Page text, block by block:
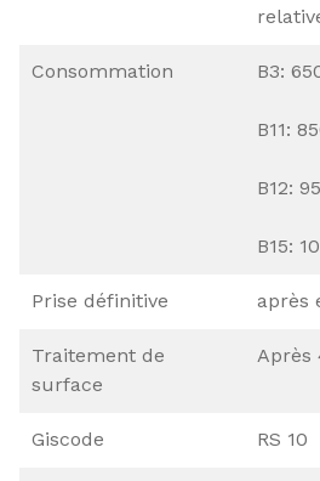
Consommation B3:
B11:
B12:
B15:
Prise définitive après
Traitement de
surface
Après
Giscode RS 10